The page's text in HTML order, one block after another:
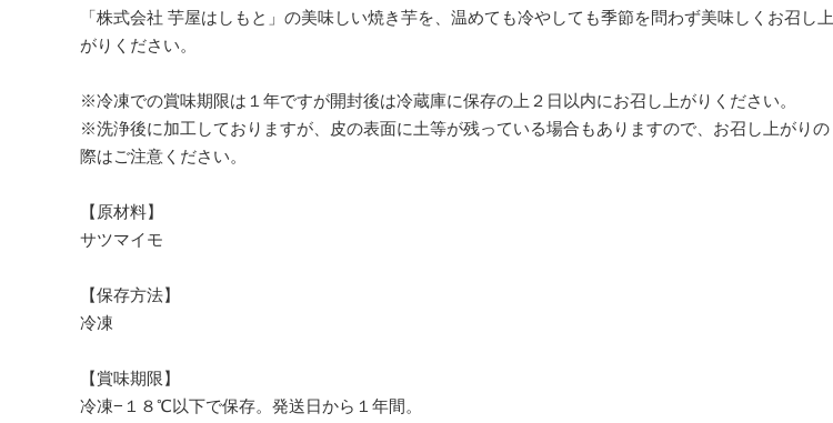
「株式会社 芋屋はしもと」の美味しい焼き芋を、温めても冷やしても季節を問わず美味しくお召し上
がりください。
※冷凍での賞味期限は１年ですが開封後は冷蔵庫に保存の上２日以内にお召し上がりください。
※洗浄後に加工しておりますが、皮の表面に土等が残っている場合もありますので、お召し上がりの
際はご注意ください。
【原材料】
サツマイモ
【保存方法】
冷凍
【賞味期限】
冷凍−１８℃以下で保存。発送日から１年間。